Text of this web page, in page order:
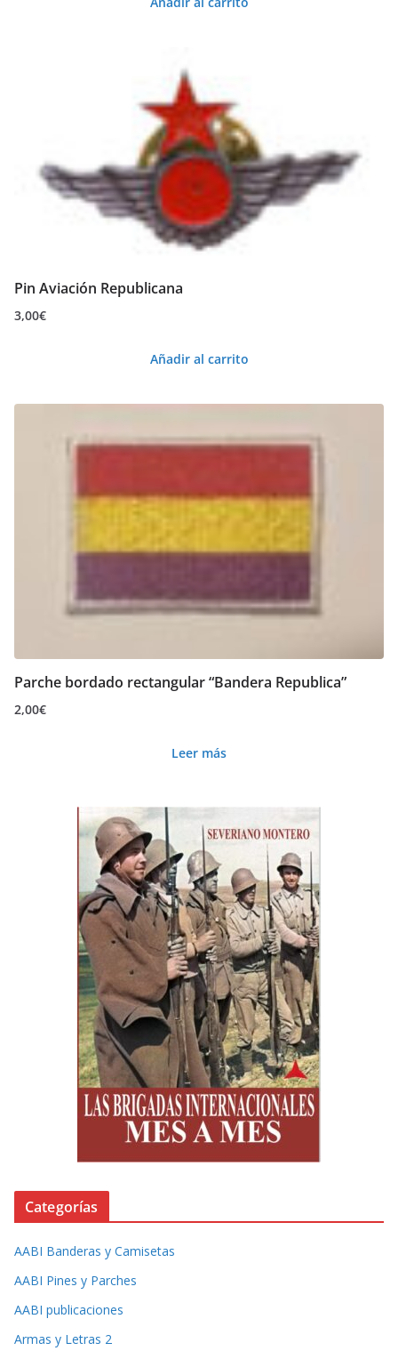
Pin Aviación Republicana
3,00€
Añadir al carrito
Parche bordado rectangular “Bandera Republica”
2,00€
Leer más
Categorías
AABI Banderas y Camisetas
AABI Pines y Parches
AABI publicaciones
Armas y Letras 2